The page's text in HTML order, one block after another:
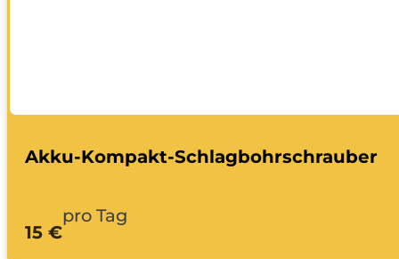
Akku-Kompakt-Schlagbohrschrauber
15 €
pro Tag